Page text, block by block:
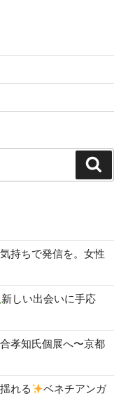
持ちで発信を。女性
新しい出会いに手応
孝知氏個展へ〜京都
れる
ベネチアンガ